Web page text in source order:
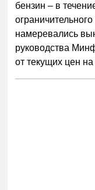
бензин – в
намеревались
руководства
от текущих цен